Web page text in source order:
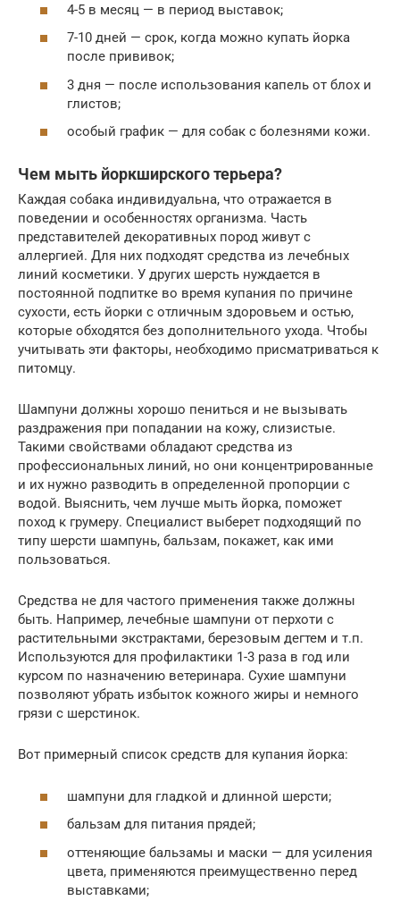
4-5 в месяц — в период выставок;
7-10 дней — срок, когда можно купать йорка
после прививок;
3 дня — после использования капель от блох и
глистов;
особый график — для собак с болезнями кожи.
Чем мыть йоркширского терьера?
Каждая собака индивидуальна, что отражается в
поведении и особенностях организма. Часть
представителей декоративных пород живут с
аллергией. Для них подходят средства из лечебных
линий косметики. У других шерсть нуждается в
постоянной подпитке во время купания по причине
сухости, есть йорки с отличным здоровьем и остью,
которые обходятся без дополнительного ухода. Чтобы
учитывать эти факторы, необходимо присматриваться к
питомцу.
Шампуни должны хорошо пениться и не вызывать
раздражения при попадании на кожу, слизистые.
Такими свойствами обладают средства из
профессиональных линий, но они концентрированные
и их нужно разводить в определенной пропорции с
водой. Выяснить, чем лучше мыть йорка, поможет
поход к грумеру. Специалист выберет подходящий по
типу шерсти шампунь, бальзам, покажет, как ими
пользоваться.
Средства не для частого применения также должны
быть. Например, лечебные шампуни от перхоти с
растительными экстрактами, березовым дегтем и т.п.
Используются для профилактики 1-3 раза в год или
курсом по назначению ветеринара. Сухие шампуни
позволяют убрать избыток кожного жиры и немного
грязи с шерстинок.
Вот примерный список средств для купания йорка:
шампуни для гладкой и длинной шерсти;
бальзам для питания прядей;
оттеняющие бальзамы и маски — для усиления
цвета, применяются преимущественно перед
выставками;